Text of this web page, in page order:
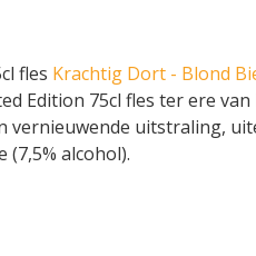
fles Krachtig Dort - Blond
Edition 75cl fles ter ere
uitstraling,
alcohol).